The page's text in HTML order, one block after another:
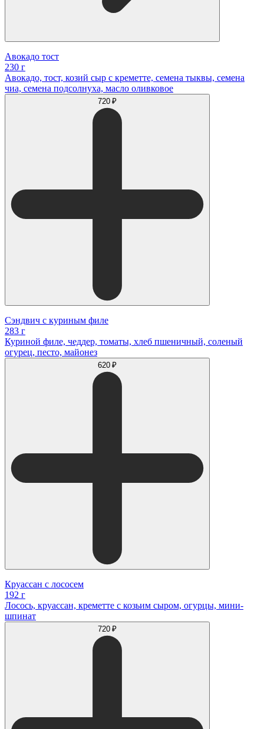
Авокадо тост
230 г
Авокадо, тост, козий сыр с креметте, семена тыквы, семена
чиа, семена подсолнуха, масло оливковое
720 ₽
Сэндвич с куриным филе
283 г
Куриной филе, чеддер, томаты, хлеб пшеничный, соленый
огурец, песто, майонез
620 ₽
Круассан с лососем
192 г
Лосось, круассан, креметте с козьим сыром, огурцы, мини-
шпинат
720 ₽